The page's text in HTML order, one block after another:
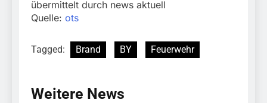
übermittelt durch news aktuell
Quelle: ots
Tagged: Brand BY Feuerwehr
Weitere News